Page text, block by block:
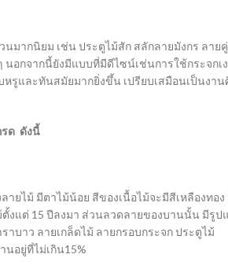
มากนิยม เช่น ประตูไม้สัก สลักลายมังกร ลายคู่
อกจากนี้ยังมีแบบที่มีดีไซน์เช่นการใช้กระจกเ
หรูและทันสมัยมากยิ่งขึ้น เปรียบเสมือนเป็นงาน
รด ดังนี้
ยไม้ มีตาไม้น้อย สีของเนื้อไม้จะมีสีเหลืองทอง
ตั้งแต่ 15 ปีลงมา ส่วนลวดลายของบานนั้น มีรูป
บาว ลายเกล็ดไม้ ลายกรอบกระจก ประตูไม้
นอยู่ที่ไม่เกิน15%